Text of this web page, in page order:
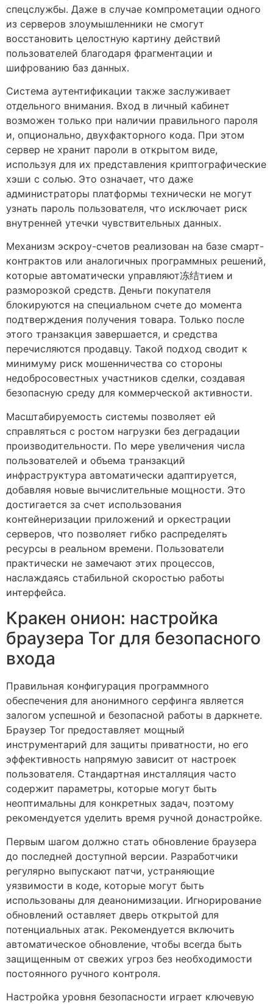
спецслужбы. Даже в случае компрометации одного
из серверов злоумышленники не смогут
восстановить целостную картину действий
пользователей благодаря фрагментации и
шифрованию баз данных.
Система аутентификации также заслуживает
отдельного внимания. Вход в личный кабинет
возможен только при наличии правильного пароля
и, опционально, двухфакторного кода. При этом
сервер не хранит пароли в открытом виде,
используя для их представления криптографические
хэши с солью. Это означает, что даже
администраторы платформы технически не могут
узнать пароль пользователя, что исключает риск
внутренней утечки чувствительных данных.
Механизм эскроу-счетов реализован на базе смарт-
контрактов или аналогичных программных решений,
которые автоматически управляют冻结тием и
разморозкой средств. Деньги покупателя
блокируются на специальном счете до момента
подтверждения получения товара. Только после
этого транзакция завершается, и средства
перечисляются продавцу. Такой подход сводит к
минимуму риск мошенничества со стороны
недобросовестных участников сделки, создавая
безопасную среду для коммерческой активности.
Масштабируемость системы позволяет ей
справляться с ростом нагрузки без деградации
производительности. По мере увеличения числа
пользователей и объема транзакций
инфраструктура автоматически адаптируется,
добавляя новые вычислительные мощности. Это
достигается за счет использования
контейнеризации приложений и оркестрации
серверов, что позволяет гибко распределять
ресурсы в реальном времени. Пользователи
практически не замечают этих процессов,
наслаждаясь стабильной скоростью работы
интерфейса.
Кракен онион: настройка
браузера Tor для безопасного
входа
Правильная конфигурация программного
обеспечения для анонимного серфинга является
залогом успешной и безопасной работы в даркнете.
Браузер Tor предоставляет мощный
инструментарий для защиты приватности, но его
эффективность напрямую зависит от настроек
пользователя. Стандартная инсталляция часто
содержит параметры, которые могут быть
неоптимальны для конкретных задач, поэтому
рекомендуется уделить время ручной донастройке.
Первым шагом должно стать обновление браузера
до последней доступной версии. Разработчики
регулярно выпускают патчи, устраняющие
уязвимости в коде, которые могут быть
использованы для деанонимизации. Игнорирование
обновлений оставляет дверь открытой для
потенциальных атак. Рекомендуется включить
автоматическое обновление, чтобы всегда быть
защищенным от свежих угроз без необходимости
постоянного ручного контроля.
Настройка уровня безопасности играет ключевую